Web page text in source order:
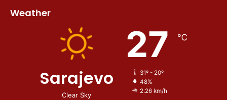
Weather
Sarajevo
Clear Sky
27 ℃
31º - 20º
48%
2.26 km/h